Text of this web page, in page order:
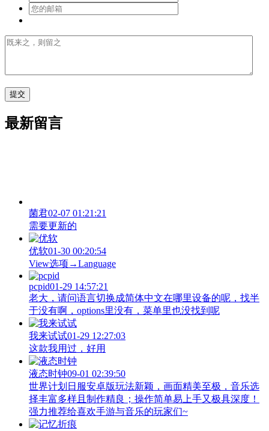
最新留言
菌君02-07 01:21:21
需要更新的
优软01-30 00:20:54
View‌选项→Language
pcpid01-29 14:57:21
老大，请问语言切换成简体中文在哪里设备的呢，找半
于没有啊，options里没有，菜单里也没找到呢
我来试试01-29 12:27:03
这款我用过，好用
液态时钟09-01 02:39:50
世界计划日服安卓版玩法新颖，画面精美至极，音乐选
择丰富多样且制作精良；操作简单易上手又极具深度！
强力推荐给喜欢手游与音乐的玩家们~